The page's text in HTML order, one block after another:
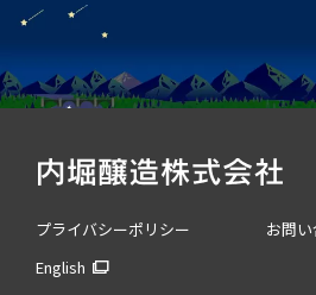
プライバシーポリシー
お問
English